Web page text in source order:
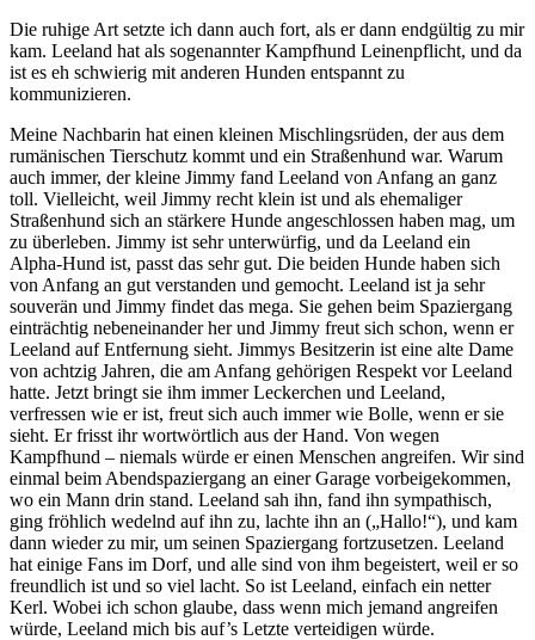
Die ruhige Art setzte ich dann auch fort, als er dann endgültig zu mir
kam. Leeland hat als sogenannter Kampfhund Leinenpflicht, und da
ist es eh schwierig mit anderen Hunden entspannt zu
kommunizieren.
Meine Nachbarin hat einen kleinen Mischlingsrüden, der aus dem
rumänischen Tierschutz kommt und ein Straßenhund war. Warum
auch immer, der kleine Jimmy fand Leeland von Anfang an ganz
toll. Vielleicht, weil Jimmy recht klein ist und als ehemaliger
Straßenhund sich an stärkere Hunde angeschlossen haben mag, um
zu überleben. Jimmy ist sehr unterwürfig, und da Leeland ein
Alpha-Hund ist, passt das sehr gut. Die beiden Hunde haben sich
von Anfang an gut verstanden und gemocht. Leeland ist ja sehr
souverän und Jimmy findet das mega. Sie gehen beim Spaziergang
einträchtig nebeneinander her und Jimmy freut sich schon, wenn er
Leeland auf Entfernung sieht. Jimmys Besitzerin ist eine alte Dame
von achtzig Jahren, die am Anfang gehörigen Respekt vor Leeland
hatte. Jetzt bringt sie ihm immer Leckerchen und Leeland,
verfressen wie er ist, freut sich auch immer wie Bolle, wenn er sie
sieht. Er frisst ihr wortwörtlich aus der Hand. Von wegen
Kampfhund – niemals würde er einen Menschen angreifen. Wir sind
einmal beim Abendspaziergang an einer Garage vorbeigekommen,
wo ein Mann drin stand. Leeland sah ihn, fand ihn sympathisch,
ging fröhlich wedelnd auf ihn zu, lachte ihn an („Hallo!“), und kam
dann wieder zu mir, um seinen Spaziergang fortzusetzen. Leeland
hat einige Fans im Dorf, und alle sind von ihm begeistert, weil er so
freundlich ist und so viel lacht. So ist Leeland, einfach ein netter
Kerl. Wobei ich schon glaube, dass wenn mich jemand angreifen
würde, Leeland mich bis auf’s Letzte verteidigen würde.